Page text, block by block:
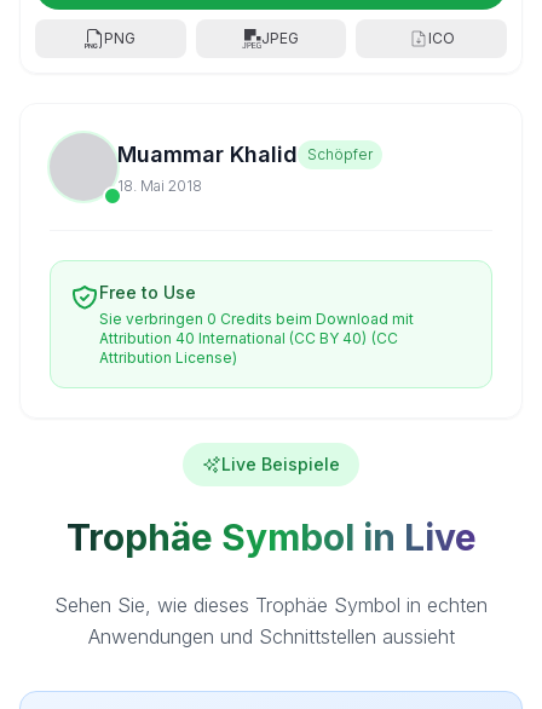
PNG JPEG ICO
Muammar Khalid
Schöpfer
18. Mai 2018
Free to Use
Sie verbringen 0 Credits beim Download mit
Attribution 40 International (CC BY 40) (CC
Attribution License)
Live Beispiele
Trophäe Symbol in Live
Sehen Sie, wie dieses Trophäe Symbol in echten
Anwendungen und Schnittstellen aussieht